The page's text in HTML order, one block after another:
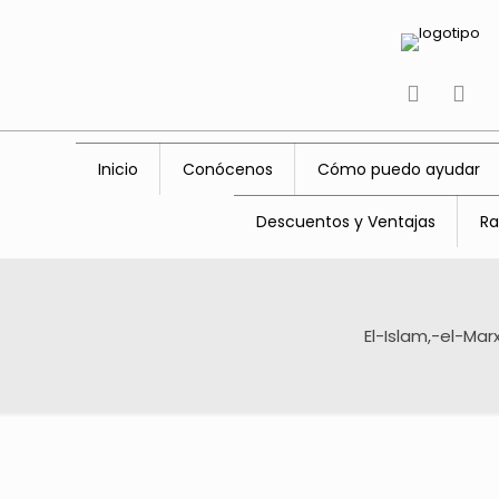
tiktok
Inicio Conócenos Cómo puedo ayudar
Descuentos y Ventajas
El-Islam,-el-